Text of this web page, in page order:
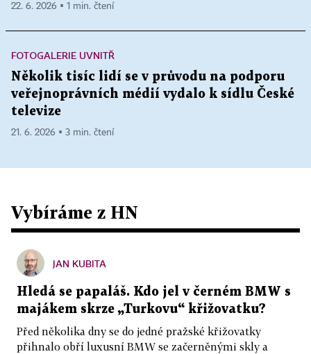
22. 6. 2026 ▪ 1 min. čtení
FOTOGALERIE UVNITŘ
Několik tisíc lidí se v průvodu na podporu
veřejnoprávních médií vydalo k sídlu České
televize
21. 6. 2026 ▪ 3 min. čtení
Vybíráme z HN
JAN KUBITA
Hledá se papaláš. Kdo jel v černém BMW s
majákem skrze „Turkovu“ křižovatku?
Před několika dny se do jedné pražské křižovatky
přihnalo obří luxusní BMW se začerněnými skly a